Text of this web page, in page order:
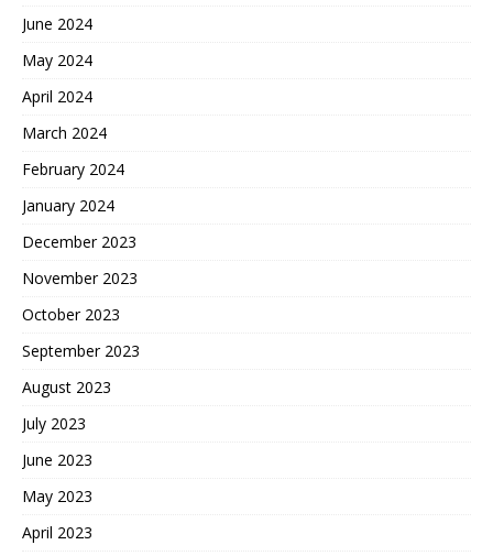
June 2024
May 2024
April 2024
March 2024
February 2024
January 2024
December 2023
November 2023
October 2023
September 2023
August 2023
July 2023
June 2023
May 2023
April 2023